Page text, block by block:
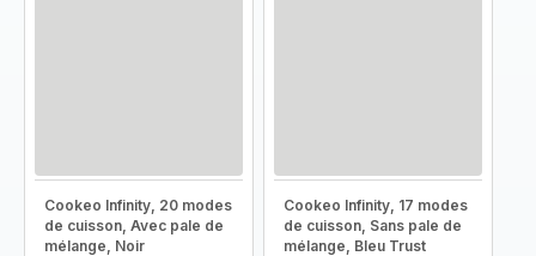
Cookeo Infinity, 20 modes
de cuisson, Avec pale de
mélange, Noir
Cookeo Infinity, 17 modes
de cuisson, Sans pale de
mélange, Bleu Trust